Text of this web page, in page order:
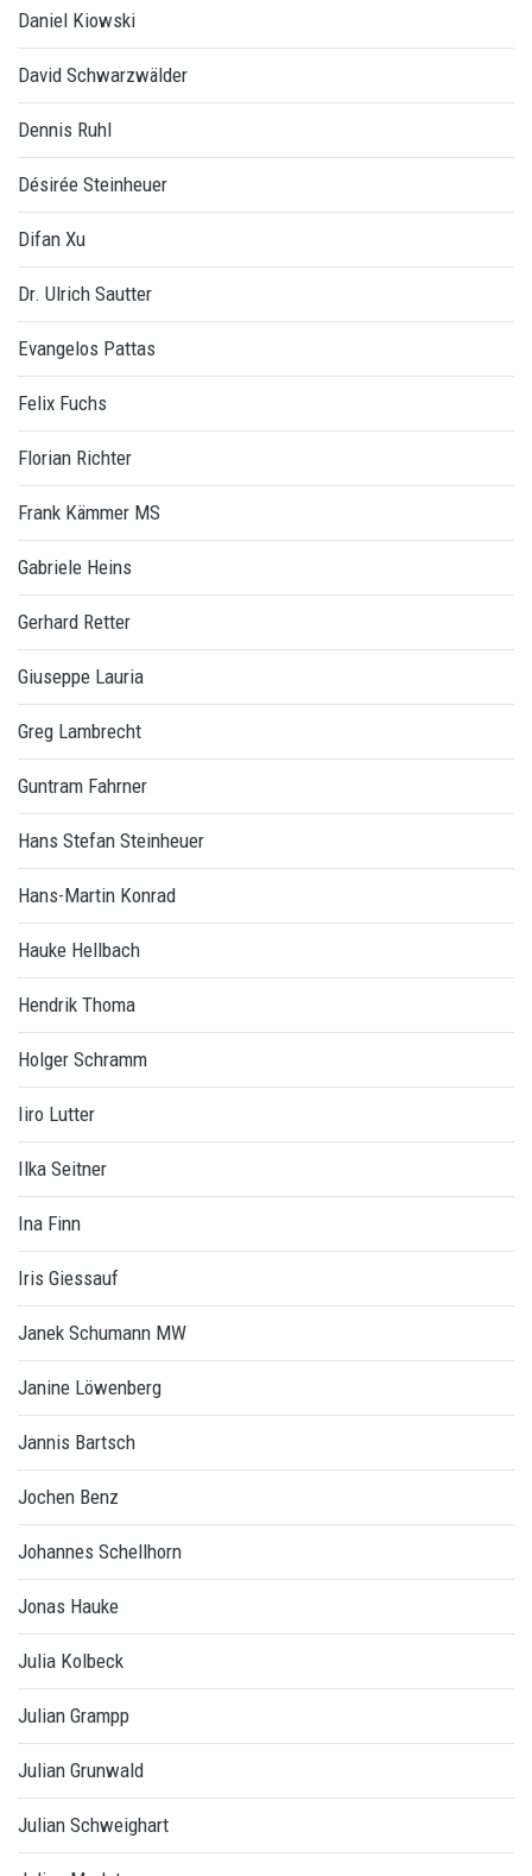
Daniel Kiowski
David Schwarzwälder
Dennis Ruhl
Désirée Steinheuer
Difan Xu
Dr. Ulrich Sautter
Evangelos Pattas
Felix Fuchs
Florian Richter
Frank Kämmer MS
Gabriele Heins
Gerhard Retter
Giuseppe Lauria
Greg Lambrecht
Guntram Fahrner
Hans Stefan Steinheuer
Hans-Martin Konrad
Hauke Hellbach
Hendrik Thoma
Holger Schramm
Iiro Lutter
Ilka Seitner
Ina Finn
Iris Giessauf
Janek Schumann MW
Janine Löwenberg
Jannis Bartsch
Jochen Benz
Johannes Schellhorn
Jonas Hauke
Julia Kolbeck
Julian Grampp
Julian Grunwald
Julian Schweighart